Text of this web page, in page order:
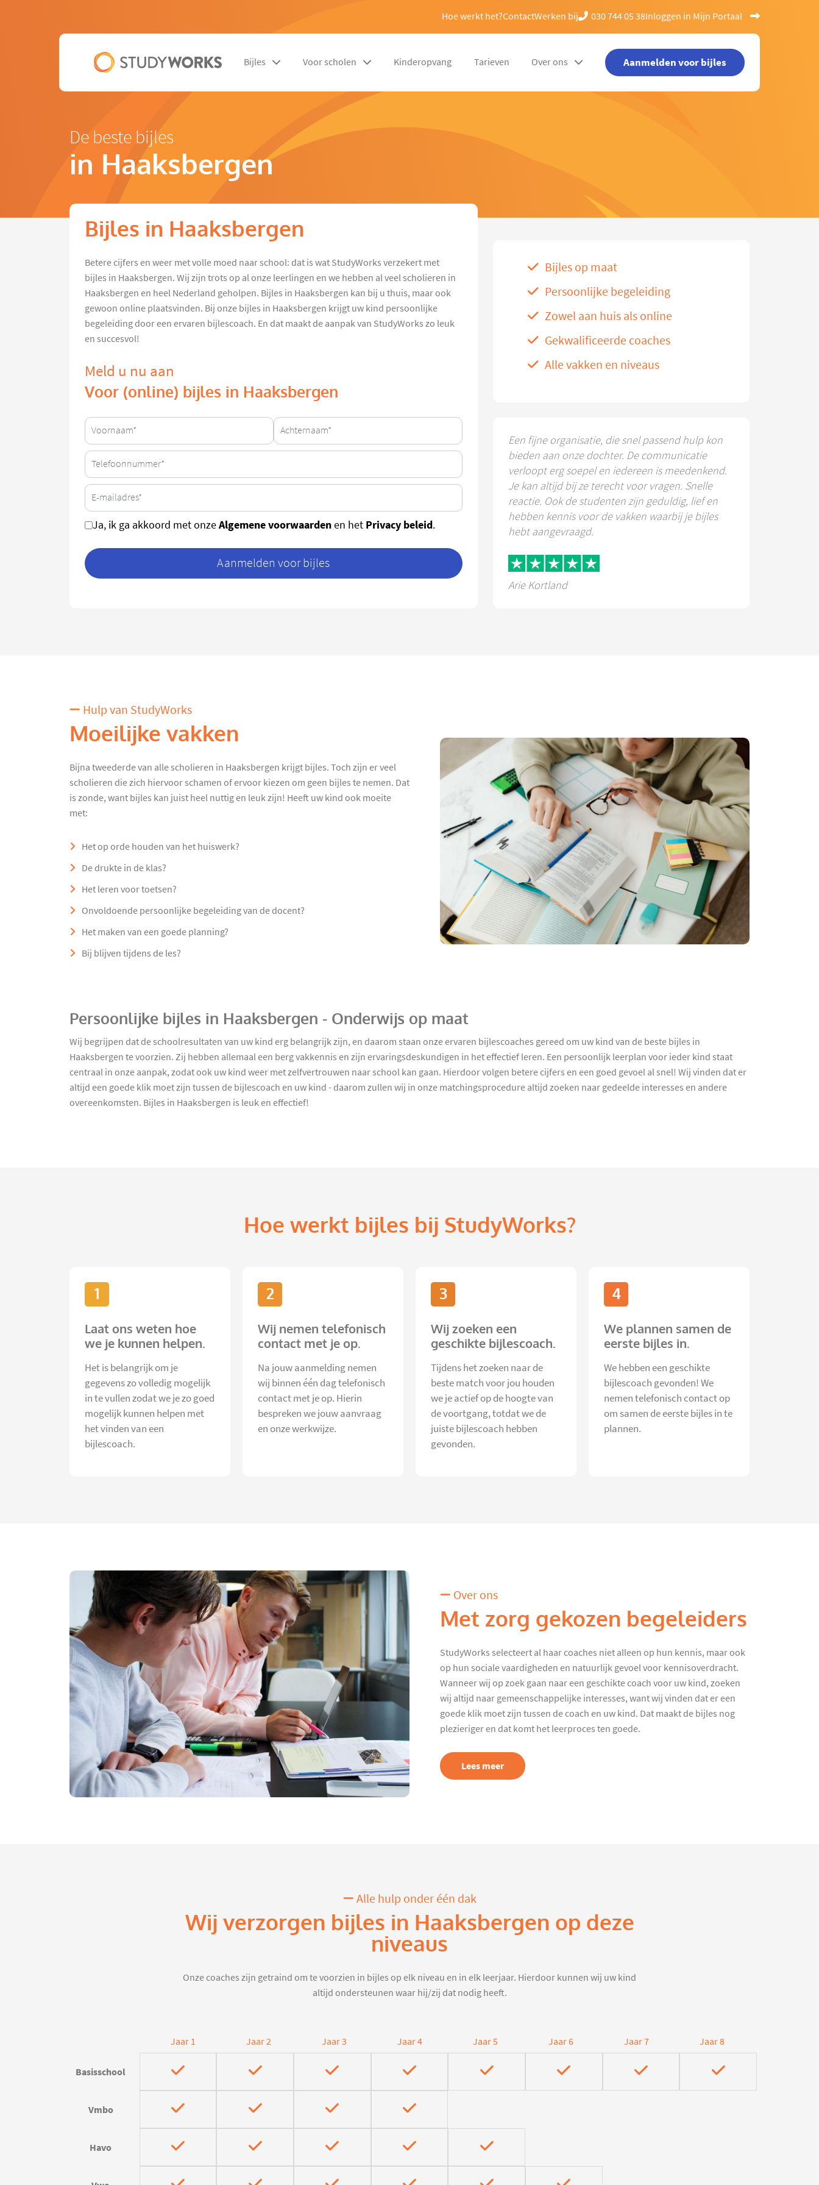
Hoe werkt het?ContactWerken bij 030 744 05 38Inloggen in Mijn Portaal
Bijles Voor scholen Kinderopvang Tarieven Over ons Aanmelden voor bijles
De beste bijles
in Haaksbergen
Bijles in Haaksbergen
Betere cijfers en weer met volle moed naar school: dat is wat StudyWorks verzekert met
bijles in Haaksbergen. Wij zijn trots op al onze leerlingen en we hebben al veel scholieren in
Haaksbergen en heel Nederland geholpen. Bijles in Haaksbergen kan bij u thuis, maar ook
gewoon online plaatsvinden. Bij onze bijles in Haaksbergen krijgt uw kind persoonlijke
begeleiding door een ervaren bijlescoach. En dat maakt de aanpak van StudyWorks zo leuk
en succesvol!
Meld u nu aan
Voor (online) bijles in Haaksbergen
Ja, ik ga akkoord met onzeAlgemene voorwaardenen het Privacy beleid.
Aanmelden voor bijles
Bijles op maat
Persoonlijke begeleiding
Zowel aan huis als online
Gekwalificeerde coaches
Alle vakken en niveaus
Een fijne organisatie, die snel passend hulp kon
bieden aan onze dochter. De communicatie
verloopt erg soepel en iedereen is meedenkend.
Je kan altijd bij ze terecht voor vragen. Snelle
reactie. Ook de studenten zijn geduldig, lief en
hebben kennis voor de vakken waarbij je bijles
hebt aangevraagd.
Arie Kortland
Hulp van StudyWorks
Moeilijke vakken
Bijna tweederde van alle scholieren in Haaksbergen krijgt bijles. Toch zijn er veel
scholieren die zich hiervoor schamen of ervoor kiezen om geen bijles te nemen. Dat
is zonde, want bijles kan juist heel nuttig en leuk zijn! Heeft uw kind ook moeite
met:
Het op orde houden van het huiswerk?
De drukte in de klas?
Het leren voor toetsen?
Onvoldoende persoonlijke begeleiding van de docent?
Het maken van een goede planning?
Bij blijven tijdens de les?
Persoonlijke bijles in Haaksbergen - Onderwijs op maat
Wij begrijpen dat de schoolresultaten van uw kind erg belangrijk zijn, en daarom staan onze ervaren bijlescoaches gereed om uw kind van de beste bijles in
Haaksbergen te voorzien. Zij hebben allemaal een berg vakkennis en zijn ervaringsdeskundigen in het effectief leren. Een persoonlijk leerplan voor ieder kind staat
centraal in onze aanpak, zodat ook uw kind weer met zelfvertrouwen naar school kan gaan. Hierdoor volgen betere cijfers en een goed gevoel al snel! Wij vinden dat er
altijd een goede klik moet zijn tussen de bijlescoach en uw kind - daarom zullen wij in onze matchingsprocedure altijd zoeken naar gedeelde interesses en andere
overeenkomsten. Bijles in Haaksbergen is leuk en effectief!
Hoe werkt bijles bij StudyWorks?
1
Laat ons weten hoe
we je kunnen helpen.
Het is belangrijk om je
gegevens zo volledig mogelijk
in te vullen zodat we je zo goed
mogelijk kunnen helpen met
het vinden van een
bijlescoach.
2
Wij nemen telefonisch
contact met je op.
Na jouw aanmelding nemen
wij binnen één dag telefonisch
contact met je op. Hierin
bespreken we jouw aanvraag
en onze werkwijze.
3
Wij zoeken een
geschikte bijlescoach.
Tijdens het zoeken naar de
beste match voor jou houden
we je actief op de hoogte van
de voortgang, totdat we de
juiste bijlescoach hebben
gevonden.
4
We plannen samen de
eerste bijles in.
We hebben een geschikte
bijlescoach gevonden! We
nemen telefonisch contact op
om samen de eerste bijles in te
plannen.
Over ons
Met zorg gekozen begeleiders
StudyWorks selecteert al haar coaches niet alleen op hun kennis, maar ook
op hun sociale vaardigheden en natuurlijk gevoel voor kennisoverdracht.
Wanneer wij op zoek gaan naar een geschikte coach voor uw kind, zoeken
wij altijd naar gemeenschappelijke interesses, want wij vinden dat er een
goede klik moet zijn tussen de coach en uw kind. Dat maakt de bijles nog
plezieriger en dat komt het leerproces ten goede.
Lees meer
Alle hulp onder één dak
Wij verzorgen bijles in Haaksbergen op deze
niveaus
Onze coaches zijn getraind om te voorzien in bijles op elk niveau en in elk leerjaar. Hierdoor kunnen wij uw kind
altijd ondersteunen waar hij/zij dat nodig heeft.
Jaar 1 Jaar 2 Jaar 3 Jaar 4 Jaar 5 Jaar 6 Jaar 7 Jaar 8
Basisschool
Vmbo
Havo